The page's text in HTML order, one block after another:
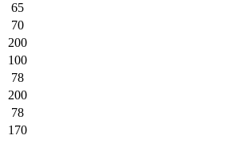
65
70
200
100
78
200
78
170